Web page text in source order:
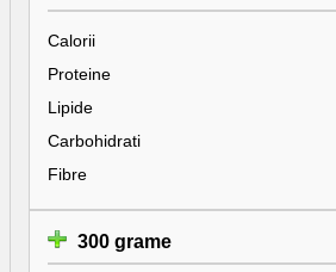
Calorii
Proteine
Lipide
Carbohidrati
Fibre
300 grame